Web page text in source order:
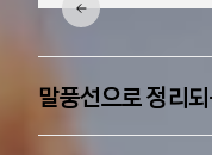
말풍선으로 정리